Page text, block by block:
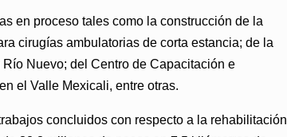
en proceso tales como la construcción de la
cirugías ambulatorias de corta estancia; de la
Nuevo; del Centro de Capacitación e
el Valle Mexicali, entre otras.
concluidos con respecto a la rehabilitación